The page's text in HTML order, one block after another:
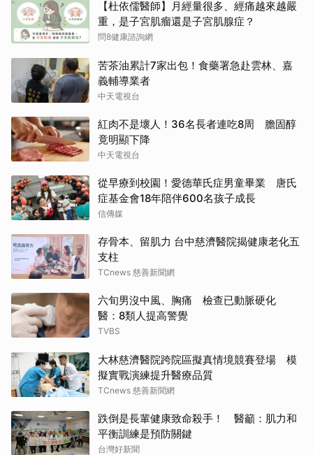
【杜依儒醫師】月經量很多、經痛越來越嚴
重，是子宮肌瘤還是子宮肌腺症？
問8健康諮詢網
苦茶油累計7家出包！食藥署急赴雲林、嘉
義輔導業者
中天電視台
紅肉不是壞人！36名長者連吃8周 膽固醇
竟明顯下降
中天電視台
從早療到校園！愛德華氏症男童畢業 唐氏
症基金會18年陪伴600名孩子成長
信傳媒
存骨本、留肌力 台中慈濟醫院揭健康老化五
支柱
TCnews 慈善新聞網
六旬男沒中風、胸痛 檢查已動脈硬化
醫：8類人提高警覺
TVBS
大林慈濟醫院跨院區擬真情境競賽登場 模
擬實戰演練提升醫療品質
TCnews 慈善新聞網
跌倒是長輩健康致命殺手！ 醫籲：肌力和
平衡訓練是預防關鍵
台灣好新聞